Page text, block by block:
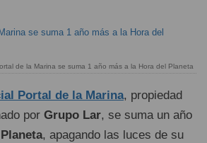
de la Marina se suma 1 año más a la Hora del Planeta
Portal de la Marina, propiedad
por Grupo Lar, se suma un año
, apagando las luces de su